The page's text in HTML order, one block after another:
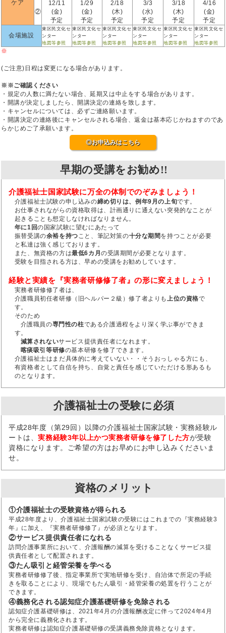
ケア
②
12/11
(金)
予定
1/29
(金)
予定
2/18
(木)
予定
3/3
(水)
予定
3/18
(木)
予定
4/16
(金)
予定
会場施設
東区民文化セ
ンター
地図等参照
東区民文化セ
ンター
地図等参照
東区民文化セ
ンター
地図等参照
東区民文化セ
ンター
地図等参照
東区民文化セ
ンター
地図等参照
東区民文化セ
ンター
地図等参照
※
(ご注意)日程は変更になる場合があります。
※※ご確認ください
・規定の人数に満たない場合、延期又は中止をする場合があります。
・開講が決定しましたら、開講決定の連絡を致します。
・キャンセルについては、必ずご連絡願います。
・開講決定の連絡後にキャンセルされる場合、返金は基本応じかねますのであ
らかじめご了承願います。
◎お申込みはこちら
早期の受講をお勧め!!
介護福祉士国家試験に万全の体制でのぞみましょう！
介護福祉士試験の申し込みの締め切りは、例年9月の上旬です。
お仕事されながらの資格取得は、計画通りに通えない突発的なことが
起きることも想定しなければなりません。
年に1回の国家試験に望むにあたって
振替受講の余裕を持つこと、筆記対策の十分な期間を持つことが必要
と私達は強く感じております。
また、無資格の方は最低6カ月の受講期間が必要となります。
受験を目指される方は、早めの受講をお勧めしています。
経験と実績を『実務者研修修了者』の形に変えましょう！
実務者研修修了者は、
介護職員初任者研修（旧ヘルパー２級）修了者よりも上位の資格で
す。
そのため
介護職員の専門性の柱である介護過程をより深く学ぶ事ができま
す。
減算されないサービス提供責任者になれます。
喀痰吸引等研修の基本研修を修了できます。
介護福祉士はまだ具体的に考えていない・・そうおっしゃる方にも、
有資格者として自信を持ち、自覚と責任を感じていただける形あるも
のとなります。
介護福祉士の受験に必須
平成28年度（第29回）以降の介護福祉士国家試験・実務経験ル
ートは、実務経験3年以上かつ実務者研修を修了した方が受験
資格になります。ご希望の方はお早めにお申し込みくださいま
せ。
資格のメリット
①介護福祉士の受験資格が得られる
平成28年度より、介護福祉士国家試験の受験にはこれまでの『実務経験3
年』に加え、『実務者研修修了』が必須となります。
②サービス提供責任者になれる
訪問介護事業所において、介護報酬の減算を受けることなくサービス提
供責任者として配置されます。
③たん吸引と経管栄養を学べる
実務者研修修了後、指定事業所で実地研修を受け、自治体で所定の手続
きを取ることにより、現場でもたん吸引・経管栄養の処置を行うことが
できます。
④義務化される認知症介護基礎研修を免除される
認知症介護基礎研修は、2021年4月の介護報酬改定に伴って2024年4月
から完全に義務化されます。
実務者研修は認知症介護基礎研修の受講義務免除資格となります。